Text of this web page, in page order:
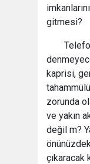
gitmesi?
kaprisi,
zorunda
ve yakın
değil m?
çıkaracak